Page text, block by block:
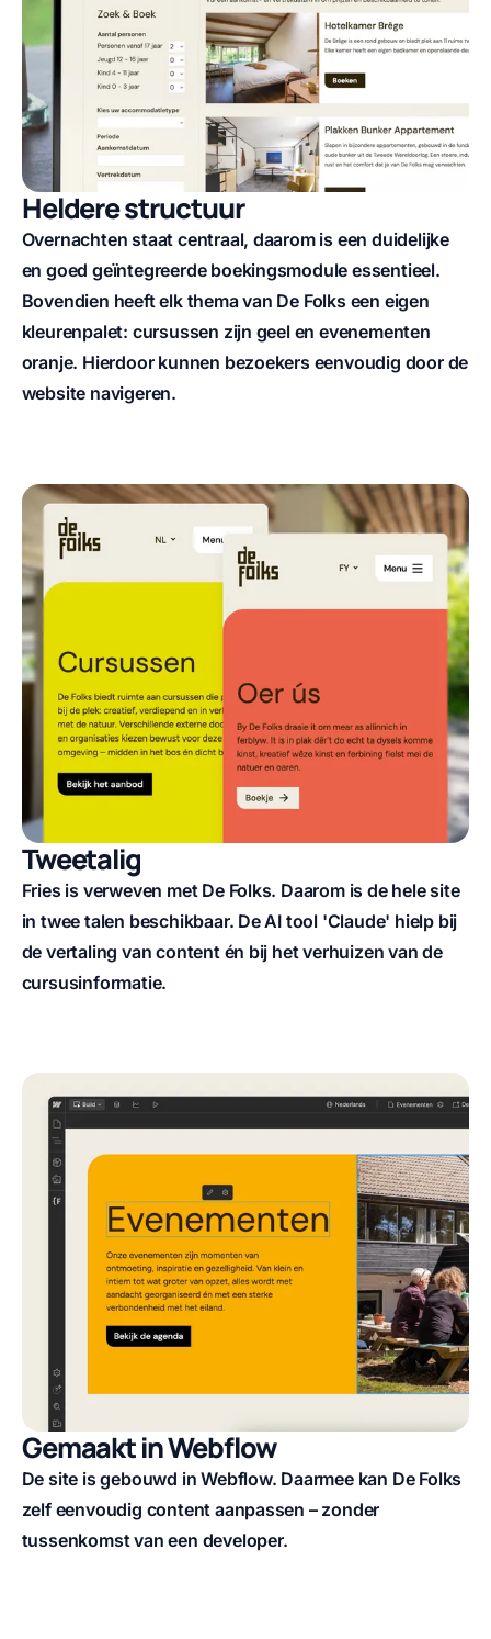
Heldere structuur
Overnachten staat centraal, daarom is een duidelijke
en goed geïntegreerde boekingsmodule essentieel.
Bovendien heeft elk thema van De Folks een eigen
kleurenpalet: cursussen zijn geel en evenementen
oranje. Hierdoor kunnen bezoekers eenvoudig door de
website navigeren.
Tweetalig
Fries is verweven met De Folks. Daarom is de hele site
in twee talen beschikbaar. De AI tool 'Claude' hielp bij
de vertaling van content én bij het verhuizen van de
cursusinformatie.
Gemaakt in Webflow
De site is gebouwd in Webflow. Daarmee kan De Folks
zelf eenvoudig content aanpassen – zonder
tussenkomst van een developer.